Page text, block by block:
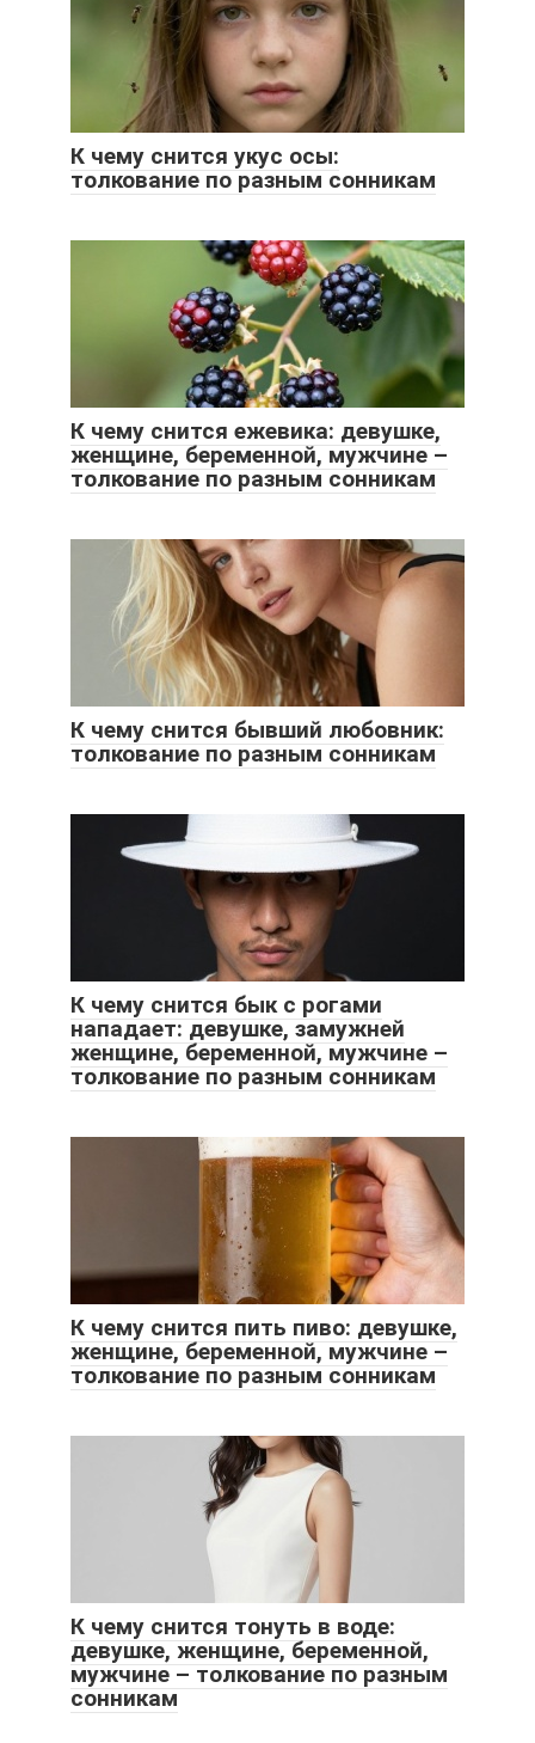
К чему снится укус осы:
толкование по разным сонникам
К чему снится ежевика: девушке,
женщине, беременной, мужчине –
толкование по разным сонникам
К чему снится бывший любовник:
толкование по разным сонникам
К чему снится бык с рогами
нападает: девушке, замужней
женщине, беременной, мужчине –
толкование по разным сонникам
К чему снится пить пиво: девушке,
женщине, беременной, мужчине –
толкование по разным сонникам
К чему снится тонуть в воде:
девушке, женщине, беременной,
мужчине – толкование по разным
сонникам